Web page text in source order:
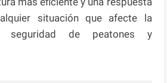
situación que afecte la
de peatones y